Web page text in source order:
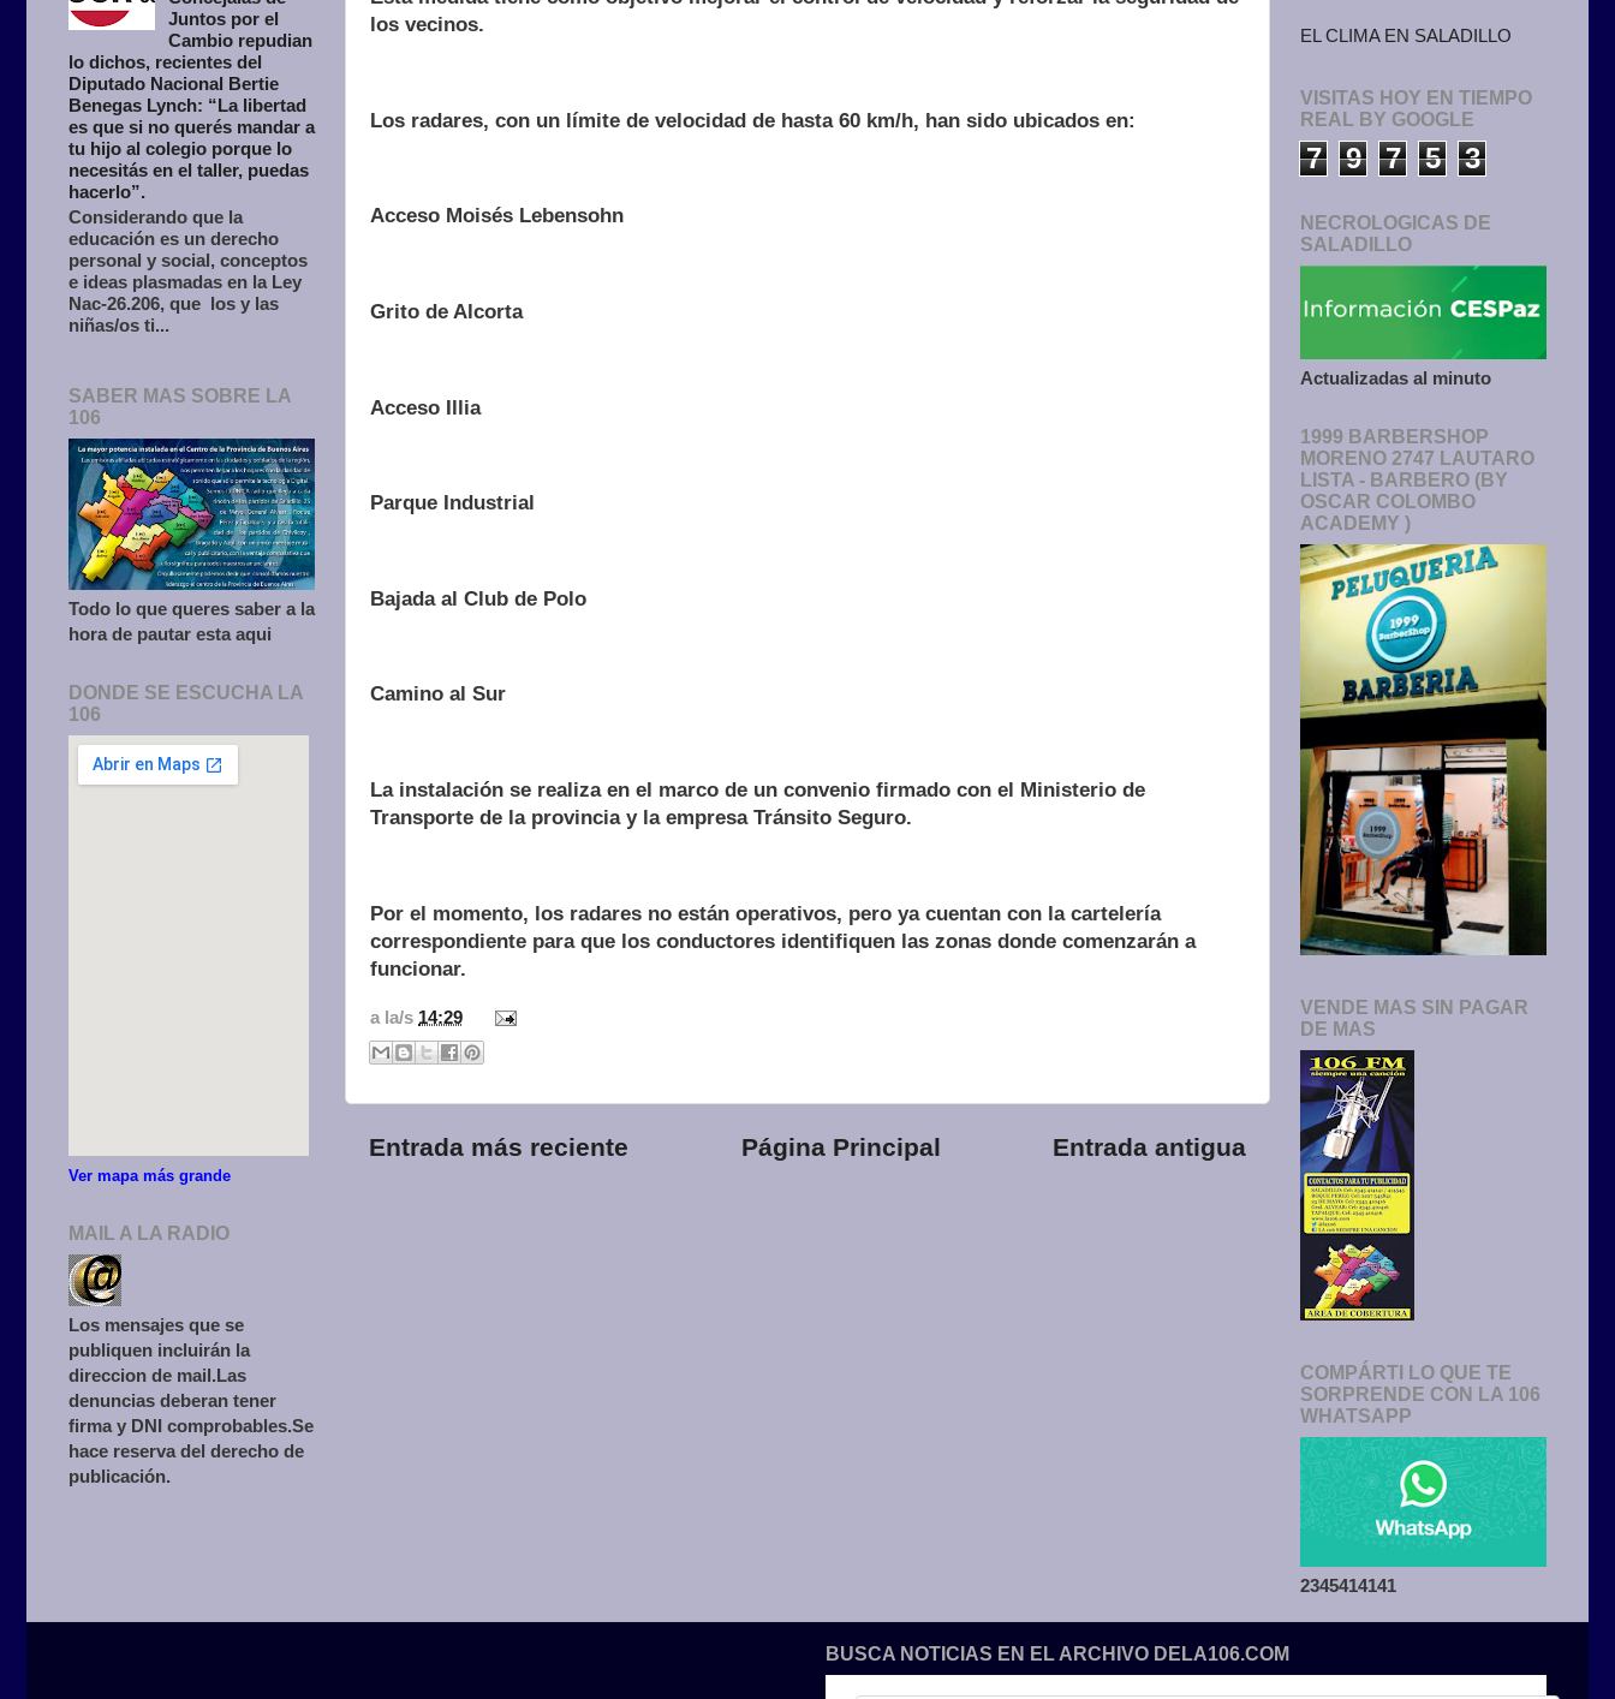
los vecinos.
Los radares, con un límite de velocidad de hasta 60 km/h, han sido ubicados en:
Acceso Moisés Lebensohn
Grito de Alcorta
Acceso Illia
Parque Industrial
Bajada al Club de Polo
Camino al Sur
La instalación se realiza en el marco de un convenio firmado con el Ministerio de
Transporte de la provincia y la empresa Tránsito Seguro.
Por el momento, los radares no están operativos, pero ya cuentan con la cartelería
correspondiente para que los conductores identifiquen las zonas donde comenzarán a
funcionar.
a la/s 14:29
Entrada más reciente Entrada antigua
Página Principal
Juntos por el
Cambio repudian
lo dichos, recientes del
Diputado Nacional Bertie
Benegas Lynch: “La libertad
es que si no querés mandar a
tu hijo al colegio porque lo
necesitás en el taller, puedas
hacerlo”.
Considerando que la
educación es un derecho
personal y social, conceptos
e ideas plasmadas en la Ley
Nac-26.206, que los y las
niñas/os ti...
SABER MAS SOBRE LA
106
Todo lo que queres saber a la
hora de pautar esta aqui
DONDE SE ESCUCHA LA
106
Ver mapa más grande
MAIL A LA RADIO
Los mensajes que se
publiquen incluirán la
direccion de mail.Las
denuncias deberan tener
firma y DNI comprobables.Se
hace reserva del derecho de
publicación.
EL CLIMA EN SALADILLO
VISITAS HOY EN TIEMPO
REAL BY GOOGLE
7 9 7 5 3
NECROLOGICAS DE
SALADILLO
Actualizadas al minuto
1999 BARBERSHOP
MORENO 2747 LAUTARO
LISTA - BARBERO (BY
OSCAR COLOMBO
ACADEMY )
VENDE MAS SIN PAGAR
DE MAS
COMPÁRTI LO QUE TE
SORPRENDE CON LA 106
WHATSAPP
2345414141
BUSCA NOTICIAS EN EL ARCHIVO DELA106.COM